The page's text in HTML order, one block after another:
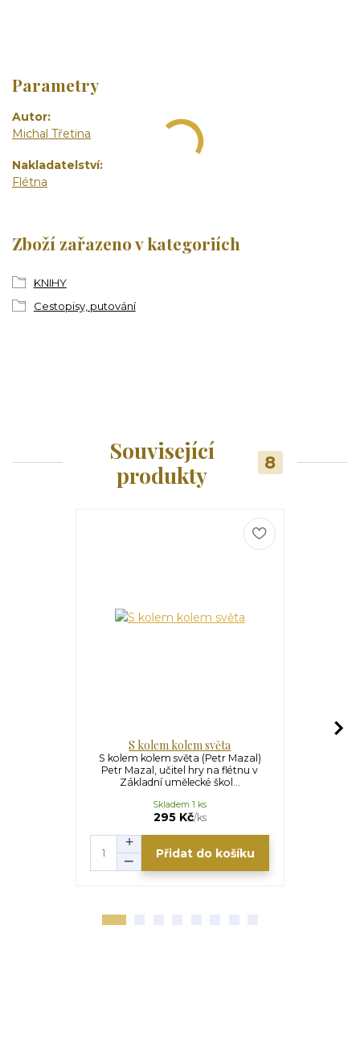
Parametry
Autor
Michal Třetina
Nakladatelství
Flétna
Zboží zařazeno v kategoriích
KNIHY
Cestopisy, putování
Související
produkty
8
S kolem kolem světa
S kolem kolem světa (Petr Mazal)
Petr Mazal, učitel hry na flétnu v
Základní umělecké škol...
295 Kč/ks
Skladem 1 ks
Přidat do košíku